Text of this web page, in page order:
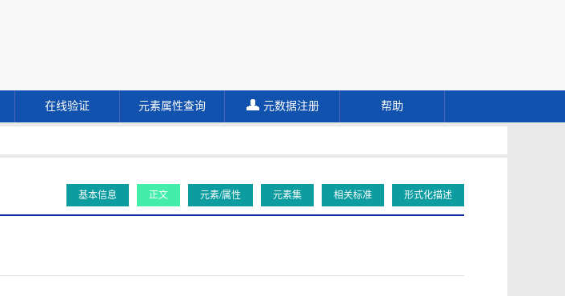
在线验证 元素属性查询 元数据注册 帮助
基本信息 正文 元素/属性 元素集 相关标准 形式化描述